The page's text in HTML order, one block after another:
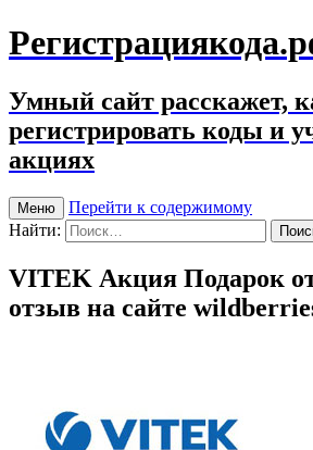
Умный сайт расскажет,
регистрировать коды и
акциях
Меню
Перейти к содержимому
Найти:
VITEK Акция Подарок
отзыв на сайте